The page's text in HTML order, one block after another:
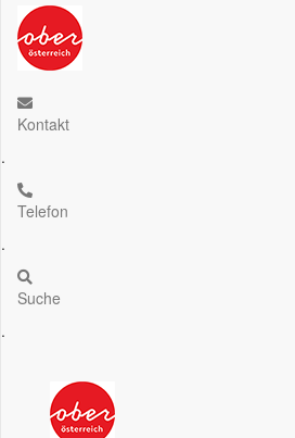
Kontakt
.
Telefon
.
Suche
.